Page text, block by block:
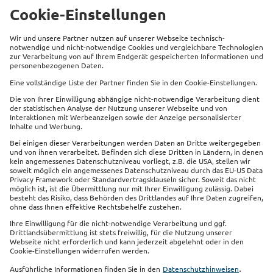
Informationen anfordern
Beliebte Produkte
Service
Kontakt
Links
Impressum Datenschutz
Sitemap
Cookie Einstellungen
Barrierefreiheit
Vertrag widerrufen
Sie finden uns auch auf